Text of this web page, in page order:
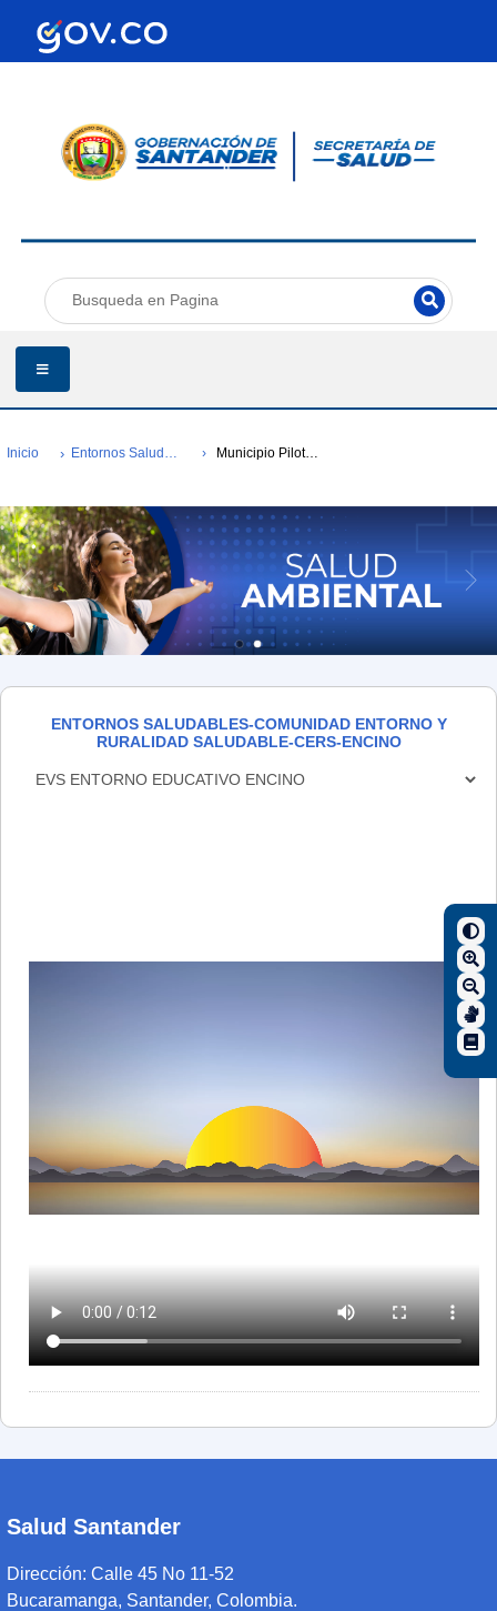
Inicio Entornos Saludables-comunidad Entorno Y Ruralidad Saludable-cers-encino Municipio Piloto Encino
ENTORNOS SALUDABLES-COMUNIDAD ENTORNO Y
RURALIDAD SALUDABLE-CERS-ENCINO
Salud Santander
Dirección: Calle 45 No 11-52
Bucaramanga, Santander, Colombia.